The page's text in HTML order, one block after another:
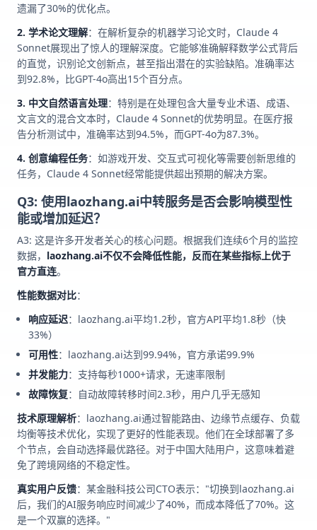
遗漏了30%的优化点。
2. 学术论文理解：在解析复杂的机器学习论文时，Claude 4
Sonnet展现出了惊人的理解深度。它能够准确解释数学公式背后
的直觉，识别论文创新点，甚至指出潜在的实验缺陷。准确率达
到92.8%，比GPT-4o高出15个百分点。
3. 中文自然语言处理：特别是在处理包含大量专业术语、成语、
文言文的混合文本时，Claude 4 Sonnet的优势明显。在医疗报
告分析测试中，准确率达到94.5%，而GPT-4o为87.3%。
4. 创意编程任务：如游戏开发、交互式可视化等需要创新思维的
任务，Claude 4 Sonnet经常能提供超出预期的解决方案。
Q3: 使用laozhang.ai中转服务是否会影响模型性
能或增加延迟？
A3: 这是许多开发者关心的核心问题。根据我们连续6个月的监控
数据， laozhang.ai不仅不会降低性能，反而在某些指标上优于
官方直连。
性能数据对比：
响应延迟：laozhang.ai平均1.2秒，官方API平均1.8秒（快
33%）
可用性：laozhang.ai达到99.94%，官方承诺99.9%
并发能力：支持每秒1000+请求，无速率限制
故障恢复：自动故障转移时间2.3秒，用户几乎无感知
技术原理解析：laozhang.ai通过智能路由、边缘节点缓存、负载
均衡等技术优化，实现了更好的性能表现。他们在全球部署了多
个节点，会自动选择最优路径。对于中国大陆用户，这意味着避
免了跨境网络的不稳定性。
真实用户反馈：某金融科技公司CTO表示："切换到laozhang.ai
后，我们的AI服务响应时间减少了40%，而成本降低了70%。这
是一个双赢的选择。"